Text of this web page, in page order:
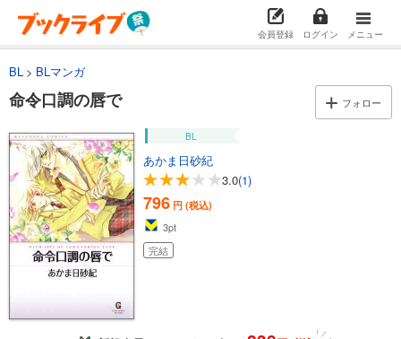
会員登録 ログイン メニュー
BL BLマンガ
命令口調の唇で フォロー
BL
あかま日砂紀
3.0(1)
796 円 (税込)
3pt
完結